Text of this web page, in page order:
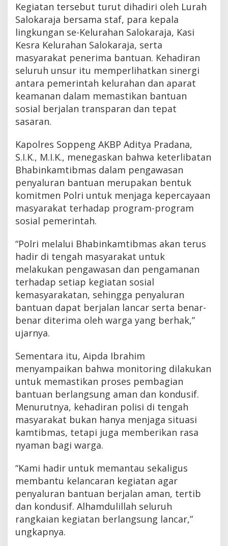
Kegiatan tersebut turut dihadiri oleh Lurah
Salokaraja bersama staf, para kepala
lingkungan se-Kelurahan Salokaraja, Kasi
Kesra Kelurahan Salokaraja, serta
masyarakat penerima bantuan. Kehadiran
seluruh unsur itu memperlihatkan sinergi
antara pemerintah kelurahan dan aparat
keamanan dalam memastikan bantuan
sosial berjalan transparan dan tepat
sasaran.
Kapolres Soppeng AKBP Aditya Pradana,
S.I.K., M.I.K., menegaskan bahwa keterlibatan
Bhabinkamtibmas dalam pengawasan
penyaluran bantuan merupakan bentuk
komitmen Polri untuk menjaga kepercayaan
masyarakat terhadap program-program
sosial pemerintah.
“Polri melalui Bhabinkamtibmas akan terus
hadir di tengah masyarakat untuk
melakukan pengawasan dan pengamanan
terhadap setiap kegiatan sosial
kemasyarakatan, sehingga penyaluran
bantuan dapat berjalan lancar serta benar-
benar diterima oleh warga yang berhak,”
ujarnya.
Sementara itu, Aipda Ibrahim
menyampaikan bahwa monitoring dilakukan
untuk memastikan proses pembagian
bantuan berlangsung aman dan kondusif.
Menurutnya, kehadiran polisi di tengah
masyarakat bukan hanya menjaga situasi
kamtibmas, tetapi juga memberikan rasa
nyaman bagi warga.
“Kami hadir untuk memantau sekaligus
membantu kelancaran kegiatan agar
penyaluran bantuan berjalan aman, tertib
dan kondusif. Alhamdulillah seluruh
rangkaian kegiatan berlangsung lancar,”
ungkapnya.